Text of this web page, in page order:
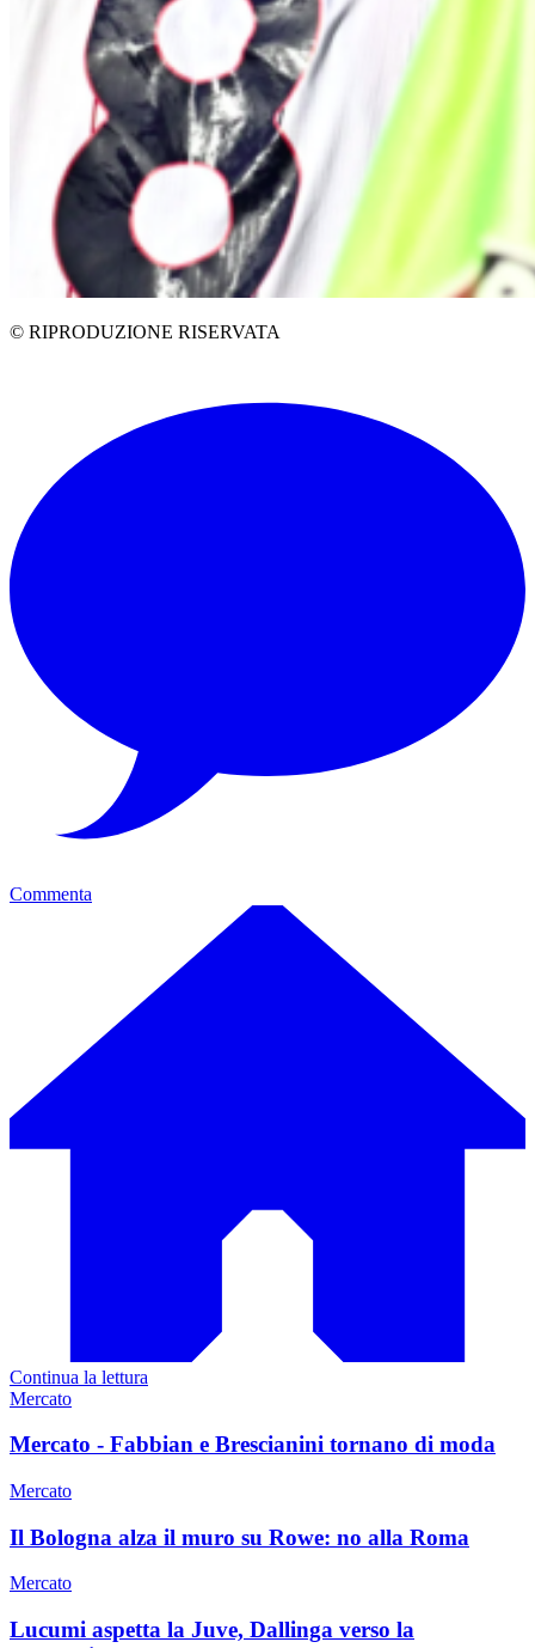
© RIPRODUZIONE RISERVATA
Commenta
Continua la lettura
Mercato
Mercato - Fabbian e Brescianini tornano di moda
Mercato
Il Bologna alza il muro su Rowe: no alla Roma
Mercato
Lucumi aspetta la Juve, Dallinga verso la